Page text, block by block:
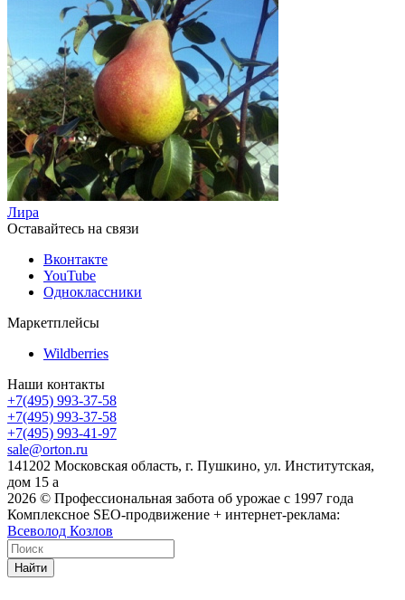
Лира
Оставайтесь на связи
Вконтакте
YouTube
Одноклассники
Маркетплейсы
Wildberries
Наши контакты
+7(495) 993-37-58
+7(495) 993-37-58
+7(495) 993-41-97
sale@orton.ru
141202 Московская область, г. Пушкино, ул. Институтская,
дом 15 а
2026 © Профессиональная забота об урожае с 1997 года
Комплексное SEO-продвижение + интернет-реклама:
Всеволод Козлов
Найти